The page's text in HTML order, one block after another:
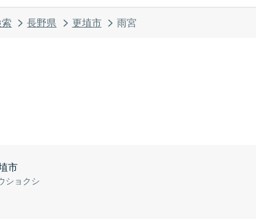
長野県 更埴市 雨宮
市
ショクシ